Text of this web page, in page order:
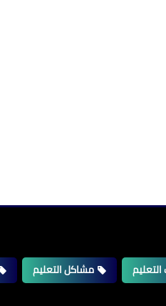
مشاكل التعليم